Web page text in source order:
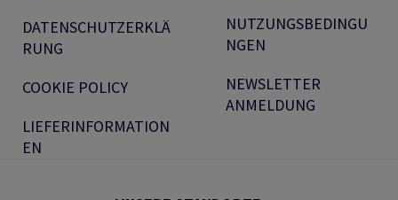
DATENSCHUTZERKLÄ
RUNG
COOKIE POLICY
LIEFERINFORMATION
EN
NUTZUNGSBEDINGU
NGEN
NEWSLETTER
ANMELDUNG